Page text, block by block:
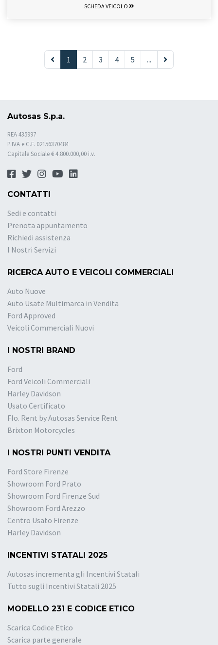
SCHEDA VEICOLO
1 2 3 4 5 ...
Autosas S.p.a.
REA 435997
P.IVA e C.F. 02156370484
Capitale Sociale € 4.800.000,00 i.v.
CONTATTI
Sedi e contatti
Prenota appuntamento
Richiedi assistenza
I Nostri Servizi
RICERCA AUTO E VEICOLI COMMERCIALI
Auto Nuove
Auto Usate Multimarca in Vendita
Ford Approved
Veicoli Commerciali Nuovi
I NOSTRI BRAND
Ford
Ford Veicoli Commerciali
Harley Davidson
Usato Certificato
Flo. Rent by Autosas Service Rent
Brixton Motorcycles
I NOSTRI PUNTI VENDITA
Ford Store Firenze
Showroom Ford Prato
Showroom Ford Firenze Sud
Showroom Ford Arezzo
Centro Usato Firenze
Harley Davidson
INCENTIVI STATALI 2025
Autosas incrementa gli Incentivi Statali
Tutto sugli Incentivi Statali 2025
MODELLO 231 E CODICE ETICO
Scarica Codice Etico
Scarica parte generale